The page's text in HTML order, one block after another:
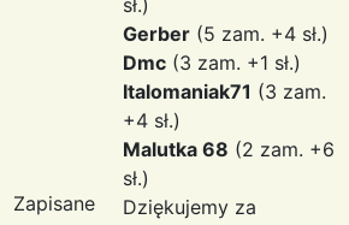
Zapisane
sł.)
Gerber (5 zam. +4 sł.)
Dmc (3 zam. +1 sł.)
Italomaniak71 (3 zam.
+4 sł.)
Malutka 68 (2 zam. +6
sł.)
Dziękujemy za